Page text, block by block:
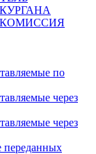
КОМИССИЯ
по
через
через
переданных